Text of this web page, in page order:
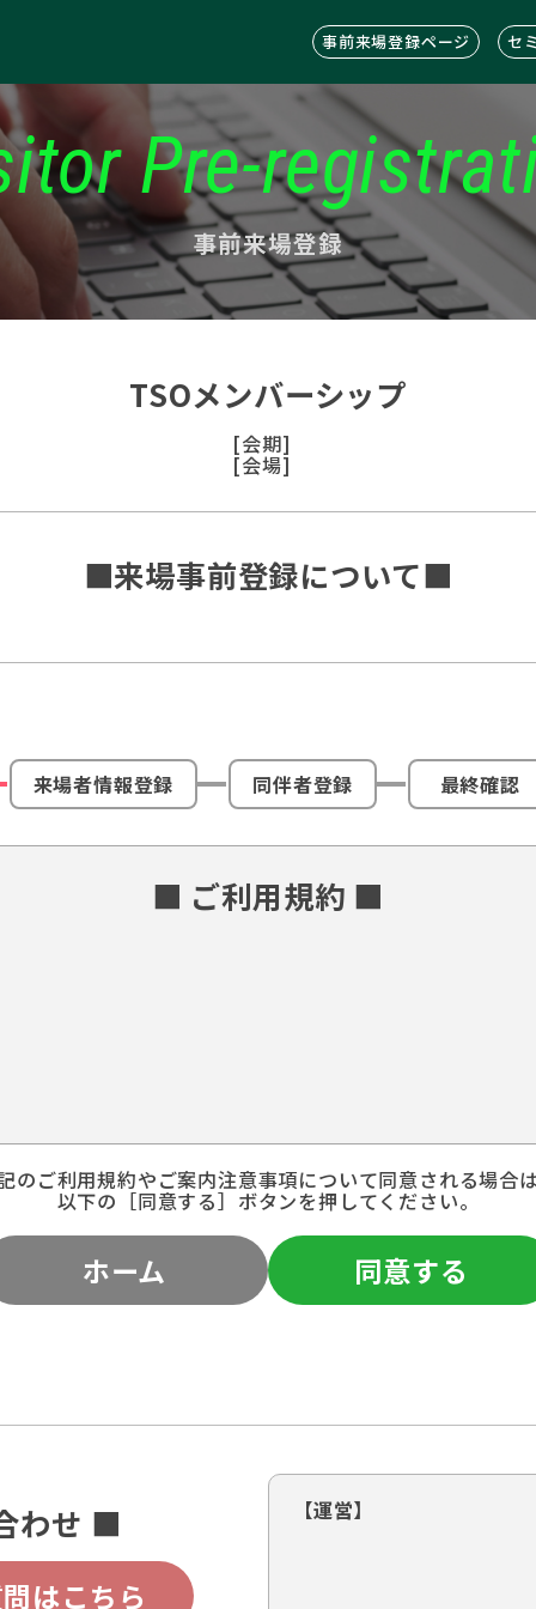
事前来場登録ページ セ
Pre-
事前来場登録
TSOメンバーシップ
[会期]
[会場]
■来場事前登録について■
来場者情報登録 同伴者登録 最終確認
■ ご利用規約 ■
のご利用規約やご案内注意事項について同意される場合
以下の［同意する］ボタンを押してください。
ホーム 同意する
わせ ■
はこちら
【運営】